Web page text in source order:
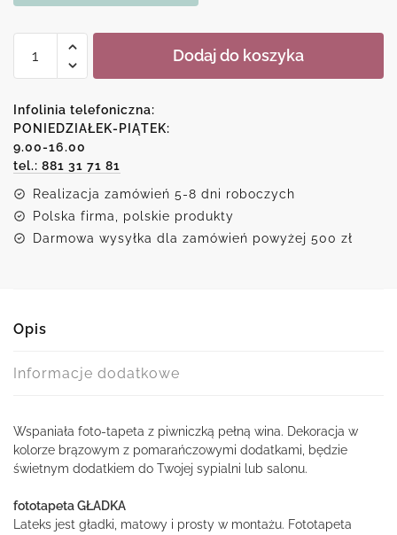
Fototapeta
Dodaj do koszyka
Infolinia telefoniczna:
PONIEDZIAŁEK-PIĄTEK:
9.00-16.00
tel.: 881 31 71 81
Realizacja zamówień 5-8 dni roboczych
Polska firma, polskie produkty
Darmowa wysyłka dla zamówień powyżej 500 zł
Opis
Informacje dodatkowe
Wspaniała foto-tapeta z piwniczką pełną wina. Dekoracja w
kolorze brązowym z pomarańczowymi dodatkami, będzie
świetnym dodatkiem do Twojej sypialni lub salonu.
fototapeta GŁADKA
Lateks jest gładki, matowy i prosty w montażu. Fototapeta